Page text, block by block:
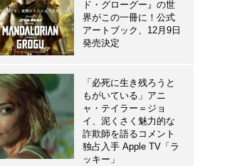
ド・グローグー』の世
界がこの一冊に！公式
アートブック、12月9日
発売決定
「必死に生き残ろうと
もがいている」アニ
ャ・テイラー＝ジョ
イ、泥くさく魅力的な
詐欺師を語るコメント
独占入手 Apple TV「ラ
ッキー」